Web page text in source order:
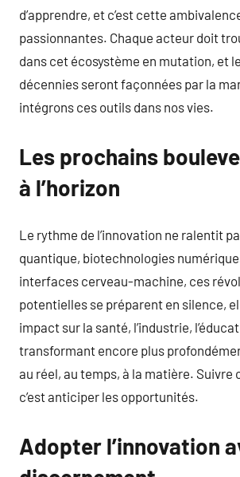
d’apprendre, et c’est cette
passionnantes. Chaque acteur doit
dans cet écosystème en mutation, et
décennies seront façonnées par la
intégrons ces outils dans nos vies.
Les prochains
à l’horizon
Le rythme de l’innovation ne ralentit
quantique, biotechnologies
interfaces cerveau-machine, ces
potentielles se préparent en silence,
impact sur la santé, l’industrie,
transformant encore plus
au réel, au temps, à la matière. Suivre
c’est anticiper les opportunités.
Adopter l’innovation